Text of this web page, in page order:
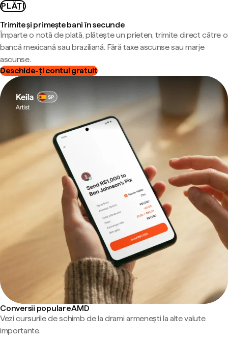
PLĂȚI
Trimite și primește bani în secunde
Împarte o notă de plată, plătește un prieten, trimite direct către o
bancă mexicană sau braziliană. Fără taxe ascunse sau marje
ascunse.
Deschide-ți contul gratuit
Conversii populare AMD
Vezi cursurile de schimb de la drami armenești la alte valute
importante.